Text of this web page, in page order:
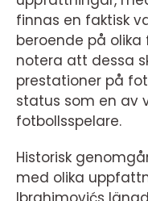
finnas en faktisk
beroende på
notera att dessa
prestationer på
status som en av
fotbollsspelare.
Historisk
med olika